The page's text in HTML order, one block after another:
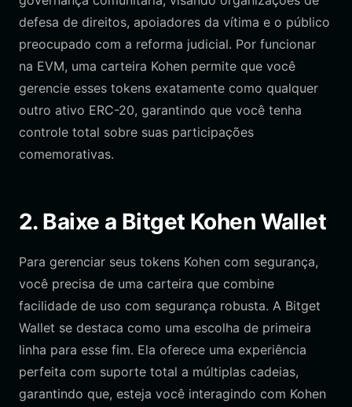
defesa de direitos, apoiadores da vítima e o público
preocupado com a reforma judicial. Por funcionar
na EVM, uma carteira Kohen permite que você
gerencie esses tokens exatamente como qualquer
outro ativo ERC-20, garantindo que você tenha
controle total sobre suas participações
comemorativas.
2. Baixe a Bitget Kohen Wallet
Para gerenciar seus tokens Kohen com segurança,
você precisa de uma carteira que combine
facilidade de uso com segurança robusta. A Bitget
Wallet se destaca como uma escolha de primeira
linha para esse fim. Ela oferece uma experiência
perfeita com suporte total a múltiplas cadeias,
garantindo que, esteja você interagindo com Kohen